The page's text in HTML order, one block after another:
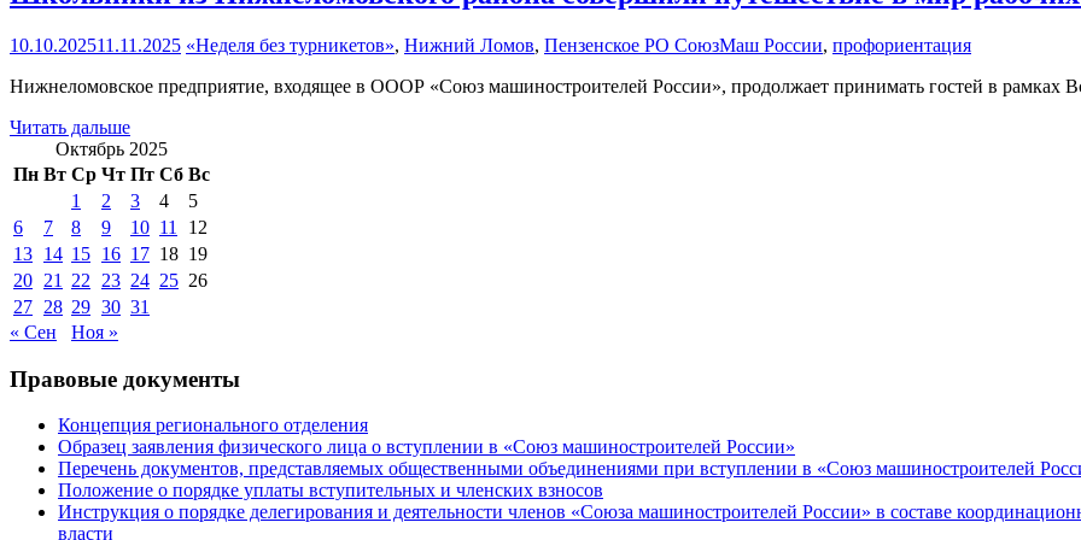
10.10.202511.11.2025 «Неделя без турникетов», Нижний Ломов, Пензенское РО СоюзМаш России, профориентация
Нижнеломовское предприятие, входящее в ОООР «Союз машиностроителей России», продолжает принимать гостей в рамках
Читать дальше
Октябрь 2025
Пн Вт Ср Чт Пт Сб Вс
1
2 3 4
5
6
7 8 9 10 11
12
13 14 15 16 17 18 19
20 21 22 23 24 25 26
27 28 29 30 31
« Сен
Ноя »
Правовые документы
Концепция регионального отделения
Образец заявления физического лица о вступлении в «Союз машиностроителей России»
Перечень документов, представляемых общественными объединениями при вступлении в «Союз машиностроителей
Положение о порядке уплаты вступительных и членских взносов
Инструкция о порядке делегирования и деятельности членов «Союза машиностроителей России» в составе
власти